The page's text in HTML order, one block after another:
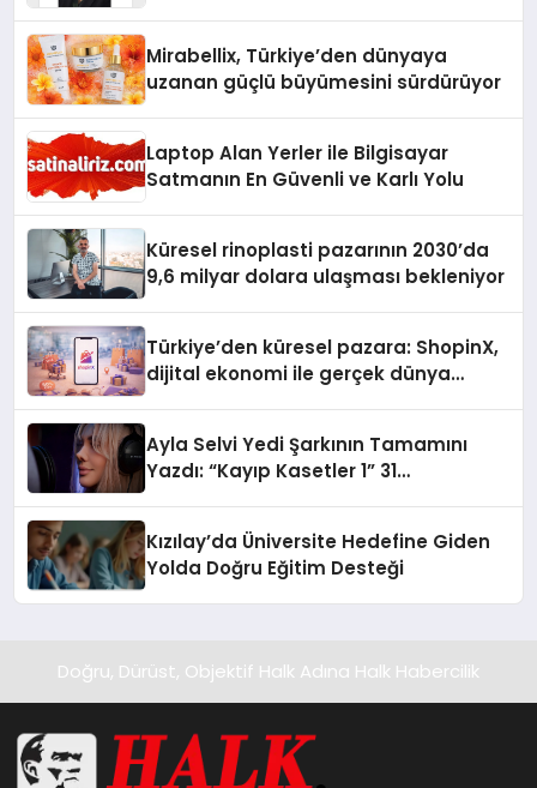
Mirabellix, Türkiye’den dünyaya
uzanan güçlü büyümesini sürdürüyor
Laptop Alan Yerler ile Bilgisayar
Satmanın En Güvenli ve Karlı Yolu
Küresel rinoplasti pazarının 2030’da
9,6 milyar dolara ulaşması bekleniyor
Türkiye’den küresel pazara: ShopinX,
dijital ekonomi ile gerçek dünya
Ayla Selvi Yedi Şarkının Tamamını
Yazdı: “Kayıp Kasetler 1” 31
Kızılay’da Üniversite Hedefine Giden
Yolda Doğru Eğitim Desteği
Doğru, Dürüst, Objektif Halk Adına Halk Habercilik